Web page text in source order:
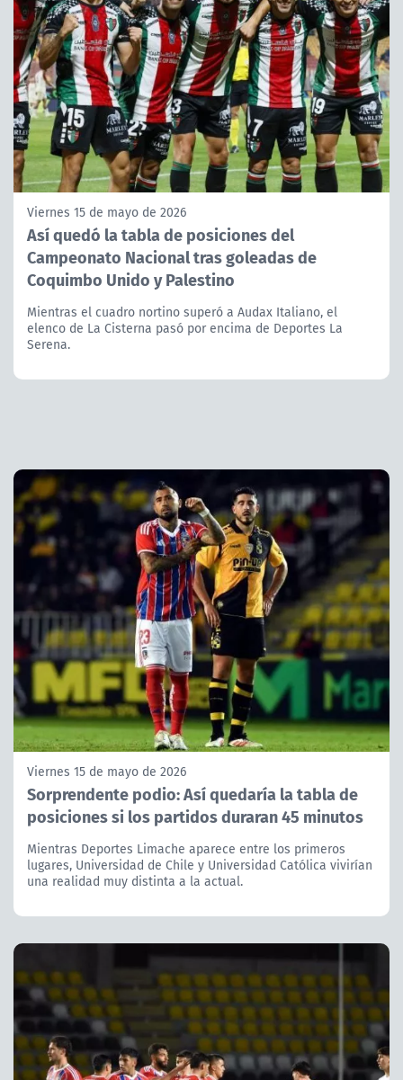
Viernes 15 de mayo de 2026
Así quedó la tabla de posiciones del
Campeonato Nacional tras goleadas de
Coquimbo Unido y Palestino
Mientras el cuadro nortino superó a Audax Italiano, el
elenco de La Cisterna pasó por encima de Deportes La
Serena.
Viernes 15 de mayo de 2026
Sorprendente podio: Así quedaría la tabla de
posiciones si los partidos duraran 45 minutos
Mientras Deportes Limache aparece entre los primeros
lugares, Universidad de Chile y Universidad Católica vivirían
una realidad muy distinta a la actual.